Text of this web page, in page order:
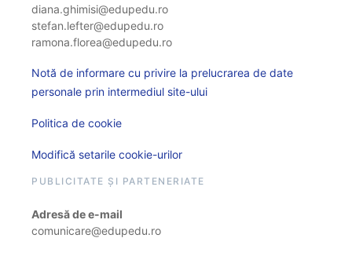
diana.ghimisi@edupedu.ro
stefan.lefter@edupedu.ro
ramona.florea@edupedu.ro
Notă de informare cu privire la prelucrarea de date
personale prin intermediul site-ului
Politica de cookie
Modifică setarile cookie-urilor
PUBLICITATE ȘI PARTENERIATE
Adresă de e-mail
comunicare@edupedu.ro